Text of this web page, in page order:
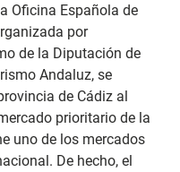
Oficina Española de
por
de la Diputación de
Andaluz, se
de Cádiz al
prioritario de la
uno de los mercados
De hecho, el